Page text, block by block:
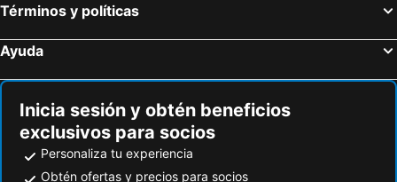
Términos y políticas
Ayuda
Inicia sesión y obtén beneficios
exclusivos para socios
Personaliza tu experiencia
Obtén ofertas y precios para socios